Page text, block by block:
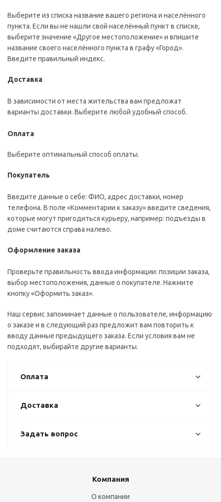
Выберите из списка название вашего региона и населённого
пункта. Если вы не нашли свой населённый пункт в списке,
выберите значение «Другое местоположение» и впишите
название своего населённого пункта в графу «Город».
Введите правильный индекс.
Доставка
В зависимости от места жительства вам предложат
варианты доставки. Выберите любой удобный способ.
Оплата
Выберите оптимальный способ оплаты.
Покупатель
Введите данные о себе: ФИО, адрес доставки, номер
телефона. В поле «Комментарии к заказу» введите сведения,
которые могут пригодиться курьеру, например: подъезды в
доме считаются справа налево.
Оформление заказа
Проверьте правильность ввода информации: позиции заказа,
выбор местоположения, данные о покупателе. Нажмите
кнопку «Оформить заказ».
Наш сервис запоминает данные о пользователе, информацию
о заказе и в следующий раз предложит вам повторить к
вводу данные предыдущего заказа. Если условия вам не
подходят, выбирайте другие варианты.
Оплата
Доставка
Задать вопрос
Компания
О компании